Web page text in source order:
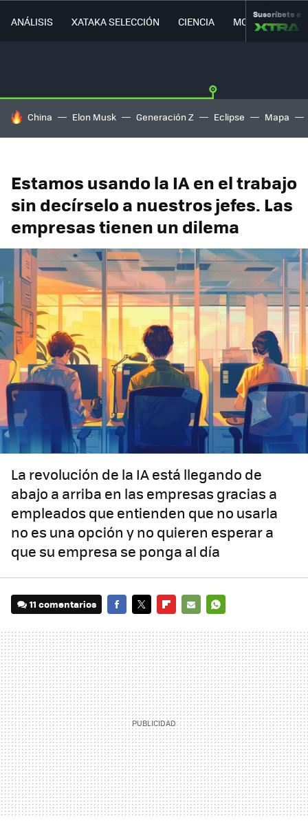
ANÁLISIS XATAKA SELECCIÓN CIENCIA MOVILIDAD
Suscríbete a
HOY SE HABLA DE
China Elon Musk Generación Z Eclipse Mapa
Estamos usando la IA en el trabajo
sin decírselo a nuestros jefes. Las
empresas tienen un dilema
La revolución de la IA está llegando de
abajo a arriba en las empresas gracias a
empleados que entienden que no usarla
no es una opción y no quieren esperar a
que su empresa se ponga al día
11 comentarios
MAIL